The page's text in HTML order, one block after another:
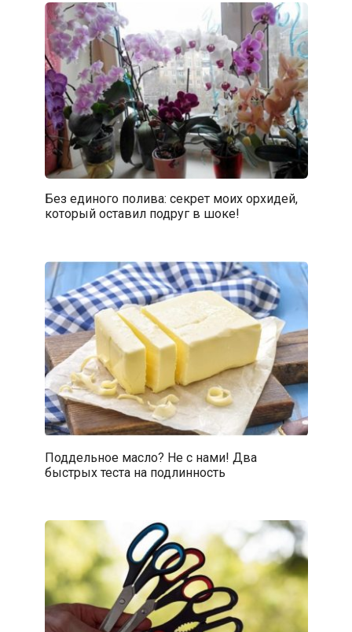
Без единого полива: секрет моих орхидей,
который оставил подруг в шоке!
Поддельное масло? Не с нами! Два
быстрых теста на подлинность